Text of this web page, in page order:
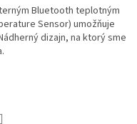
Bluetooth teplotným
Sensor) umožňuje
dizajn, na ktorý sme